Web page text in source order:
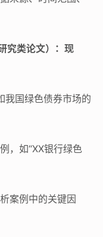
究类论文）：现
我国绿色债券市场的
，如“XX银行绿色
案例中的关键因